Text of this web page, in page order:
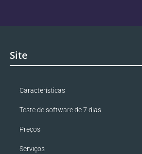
Site
Características
Teste de software de 7 dias
Preços
Serviços